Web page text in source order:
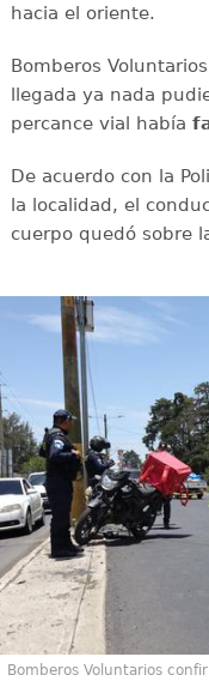
hacia el oriente.
Bomberos
llegada ya nada
percance vial había
De acuerdo con la
la localidad, el
cuerpo quedó sobre
Bomberos Voluntarios